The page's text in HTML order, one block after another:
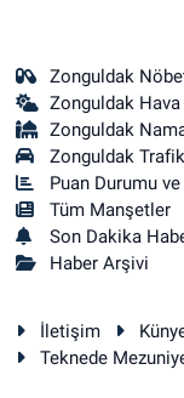
Zonguldak
Zonguldak
Zonguldak
Zonguldak
Puan Durumu
Tüm Manşetler
Son Dakika
Haber Arşivi
İletişim
Teknede